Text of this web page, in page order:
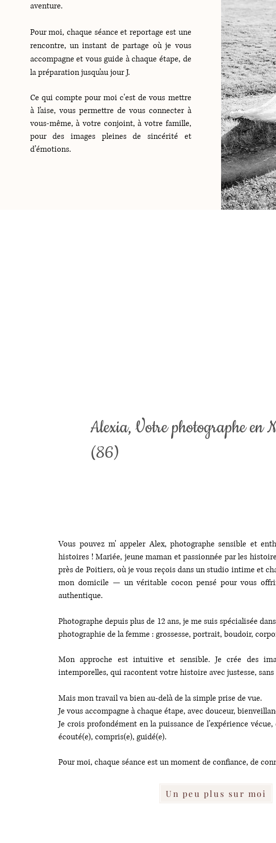
aventure.
Pour moi, chaque séance et reportage est une
rencontre, un instant de partage où je vous
accompagne et vous guide à chaque étape, de
la préparation jusqu’au jour J.
Ce qui compte pour moi c'est de vous mettre
à l’aise, vous permettre de vous connecter à
vous-même, à votre conjoint, à votre famille,
pour des images pleines de sincérité et
d’émotions.
Alexia, Votre photographe en
(86)
Vous pouvez m' appeler Alex, photographe sensible et
histoires ! Mariée, jeune maman et passionnée par les
près de Poitiers, où je vous reçois dans un studio intime et
mon domicile — un véritable cocon pensé pour vous
authentique.
Photographe depuis plus de 12 ans, je me suis spécialisée
photographie de la femme : grossesse, portrait, boudoir,
Mon approche est intuitive et sensible. Je crée des
intemporelles, qui racontent votre histoire avec justesse,
Mais mon travail va bien au-delà de la simple prise de vue.
Je vous accompagne à chaque étape, avec douceur,
Je crois profondément en la puissance de l’expérience
écouté(e), compris(e), guidé(e).
Pour moi, chaque séance est un moment de confiance, de
Un peu plus sur moi